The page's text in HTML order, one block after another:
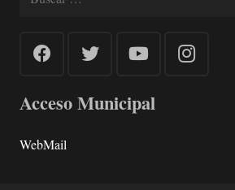
Acceso Municipal
WebMail